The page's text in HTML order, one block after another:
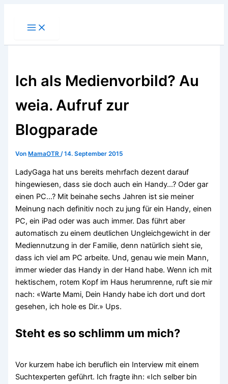
Ich als Medienvorbild? Au
weia. Aufruf zur
Blogparade
Von MamaOTR/14. September 2015
LadyGaga hat uns bereits mehrfach dezent darauf
hingewiesen, dass sie doch auch ein Handy…? Oder gar
einen PC…? Mit beinahe sechs Jahren ist sie meiner
Meinung nach definitiv noch zu jung für ein Handy, einen
PC, ein iPad oder was auch immer. Das führt aber
automatisch zu einem deutlichen Ungleichgewicht in der
Mediennutzung in der Familie, denn natürlich sieht sie,
dass ich viel am PC arbeite. Und, genau wie mein Mann,
immer wieder das Handy in der Hand habe. Wenn ich mit
hektischem, rotem Kopf im Haus herumrenne, ruft sie mir
nach: «Warte Mami, Dein Handy habe ich dort und dort
gesehen, ich hole es Dir.» Ups.
Steht es so schlimm um mich?
Vor kurzem habe ich beruflich ein Interview mit einem
Suchtexperten geführt. Ich fragte ihn: «Ich selber bin